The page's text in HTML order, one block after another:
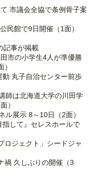
市議会全協で条例骨子案
民館で9日開催（1面）
記事が掲載
市の小学生4人が準優勝
丸子自治センター前歩
師は北海道大学の川田学
）
ル展示 8～10日（2面）
して』セレスホールで
ロジェクト」シードジャ
禍 久しぶりの開催（3